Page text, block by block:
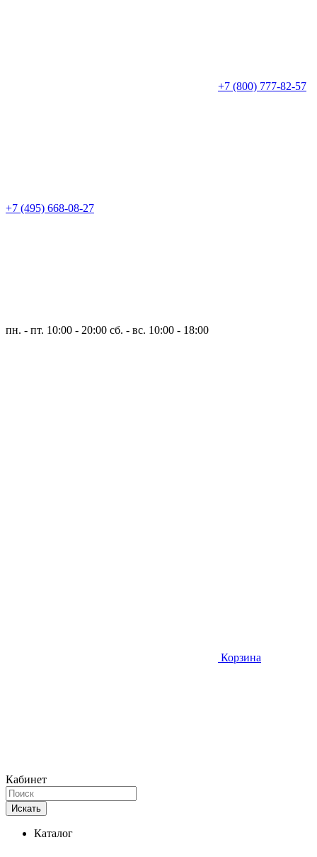
+7 (800) 777-82-57
+7 (495) 668-08-27
пн. - пт. 10:00 - 20:00 сб. - вс. 10:00 - 18:00
Корзина
Кабинет
Искать
Каталог